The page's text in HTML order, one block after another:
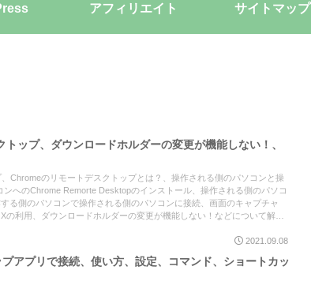
アフィリエイト サイトマップ
ップ、ダウンロードホルダーの変更が機能しない！、
Chromeのリモートデスクトップとは？、操作される側のパソコンと操
へのChrome Remorte Desktopのインストール、操作される側のパソコ
る側のパソコンで操作される側のパソコンに接続、画面のキャプチャ
の利用、ダウンロードホルダーの変更が機能しない！などについて解説
2021.09.08
アプリで接続、使い方、設定、コマンド、ショートカッ